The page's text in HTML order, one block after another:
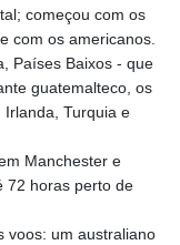
começou com os
com os americanos.
Países Baixos - que
guatemalteco, os
Turquia e
Manchester e
72 horas perto de
voos: um australiano